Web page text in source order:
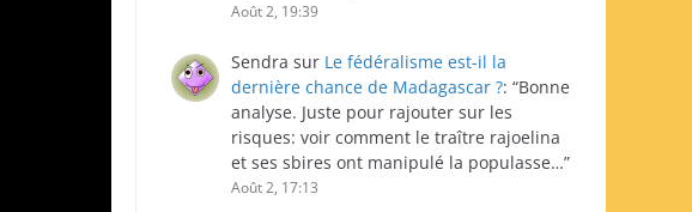
Août 2, 19:39
Sendra sur Le fédéralisme est-il la
dernière chance de Madagascar ?: “Bonne
analyse. Juste pour rajouter sur les
risques: voir comment le traître rajoelina
et ses sbires ont manipulé la populasse…”
Août 2, 17:13